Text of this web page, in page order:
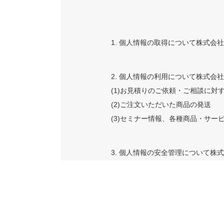
1. 個人情報の取得について株式会
2. 個人情報の利用について株式会
(1)お見積りのご依頼・ご相談に対
(2)ご注文いただいた商品の発送
(3)セミナー情報、各種商品・サー
3. 個人情報の安全管理について株